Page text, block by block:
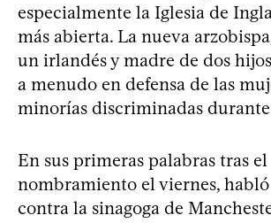
especialmente la Iglesia de
más abierta. La nueva
un irlandés y madre de dos
a menudo en defensa de las
minorías discriminadas durante
En sus primeras palabras tras el
nombramiento el viernes,
contra la sinagoga de